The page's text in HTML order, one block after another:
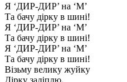
Я ‘ДИР-ДИР’ на ‘М’
Та бачу дірку в шині!
Я ‘ДИР-ДИР’ на ‘М’
Та бачу дірку в шині!
Я ‘ДИР-ДИР’ на ‘М’
Та бачу дірку в шині!
Візьму велику жуйку
Дірку заліплю.